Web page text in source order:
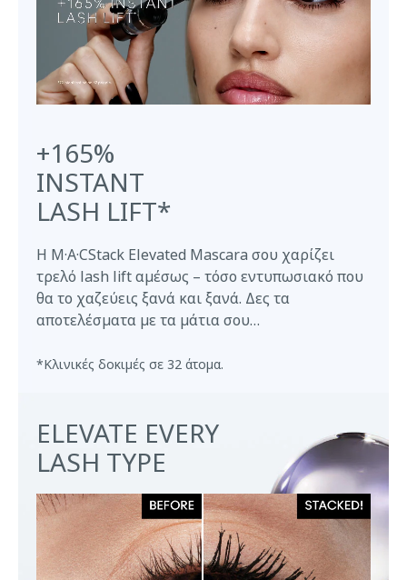
+165%
INSTANT
LASH LIFT*
Η M·A·CStack Elevated Mascara σου χαρίζει
τρελό lash lift αμέσως – τόσο εντυπωσιακό που
θα το χαζεύεις ξανά και ξανά. Δες τα
αποτελέσματα με τα μάτια σου…
*Κλινικές δοκιμές σε 32 άτομα.
ELEVATE EVERY
LASH TYPE